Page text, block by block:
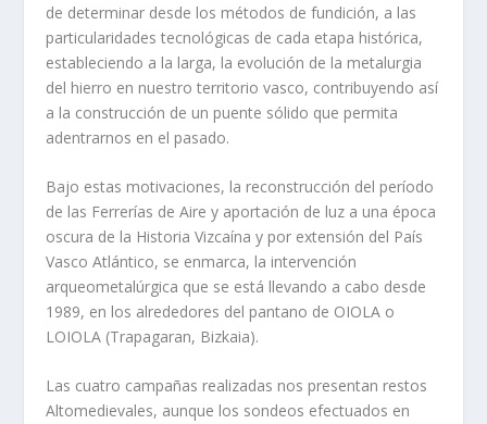
de determinar desde los métodos de fundición, a las
particularidades tecnológicas de cada etapa histórica,
estableciendo a la larga, la evolución de la metalurgia
del hierro en nuestro territorio vasco, contribuyendo así
a la construcción de un puente sólido que permita
adentrarnos en el pasado.
Bajo estas motivaciones, la reconstrucción del período
de las Ferrerías de Aire y aportación de luz a una época
oscura de la Historia Vizcaína y por extensión del País
Vasco Atlántico, se enmarca, la intervención
arqueometalúrgica que se está llevando a cabo desde
1989, en los alrededores del pantano de OIOLA o
LOIOLA (Trapagaran, Bizkaia).
Las cuatro campañas realizadas nos presentan restos
Altomedievales, aunque los sondeos efectuados en